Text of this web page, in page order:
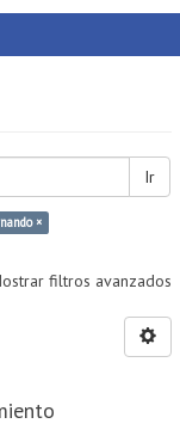
Ir
×
filtros avanzados